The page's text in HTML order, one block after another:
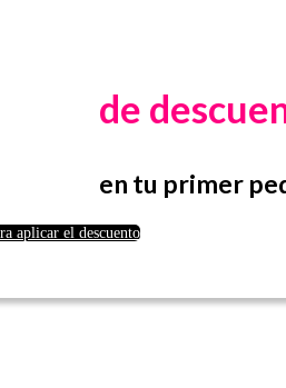
de
en tu primer
aplicar el descuento